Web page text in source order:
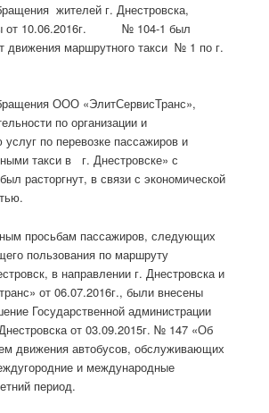
жителей г. Днестровска,
от 10.06.2016г. № 104-1 был
движения маршрутного такси № 1 по г.
ООО «ЭлитСервисТранс»,
по организации и
по перевозке пассажиров и
такси в г. Днестровске» с
расторгнут, в связи с экономической
просьбам пассажиров, следующих
пользования по маршруту
в направлении г. Днестровска и
от 06.07.2016г., были внесены
Государственной администрации
от 03.09.2015г. № 147 «Об
движения автобусов, обслуживающих
и международные
период.